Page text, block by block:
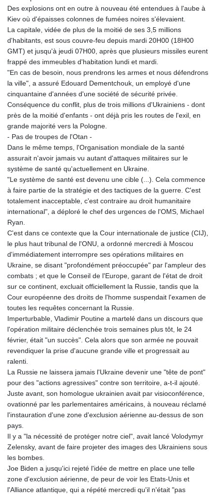
Des explosions ont en outre à nouveau été entendues à l'aube à
Kiev où d'épaisses colonnes de fumées noires s'élevaient.
La capitale, vidée de plus de la moitié de ses 3,5 millions
d'habitants, est sous couvre-feu depuis mardi 20H00 (18H00
GMT) et jusqu'à jeudi 07H00, après que plusieurs missiles eurent
frappé des immeubles d'habitation lundi et mardi.
"En cas de besoin, nous prendrons les armes et nous défendrons
la ville", a assuré Edouard Dementchouk, un employé d'une
cinquantaine d'années d'une société de sécurité privée.
Conséquence du conflit, plus de trois millions d'Ukrainiens - dont
près de la moitié d'enfants - ont déjà pris les routes de l'exil, en
grande majorité vers la Pologne.
- Pas de troupes de l'Otan -
Dans le même temps, l'Organisation mondiale de la santé
assurait n'avoir jamais vu autant d'attaques militaires sur le
système de santé qu'actuellement en Ukraine.
"Le système de santé est devenu une cible (...). Cela commence
à faire partie de la stratégie et des tactiques de la guerre. C'est
totalement inacceptable, c'est contraire au droit humanitaire
international", a déploré le chef des urgences de l'OMS, Michael
Ryan.
C'est dans ce contexte que la Cour internationale de justice (CIJ),
le plus haut tribunal de l'ONU, a ordonné mercredi à Moscou
d'immédiatement interrompre ses opérations militaires en
Ukraine, se disant "profondément préoccupée" par l'ampleur des
combats ; et que le Conseil de l'Europe, garant de l'état de droit
sur ce continent, excluait officiellement la Russie, tandis que la
Cour européenne des droits de l'homme suspendait l'examen de
toutes les requêtes concernant la Russie.
Imperturbable, Vladimir Poutine a martelé dans un discours que
l'opération militaire déclenchée trois semaines plus tôt, le 24
février, était "un succès". Cela alors que son armée ne pouvait
revendiquer la prise d'aucune grande ville et progressait au
ralenti.
La Russie ne laissera jamais l'Ukraine devenir une "tête de pont"
pour des "actions agressives" contre son territoire, a-t-il ajouté.
Juste avant, son homologue ukrainien avait par visioconférence,
ovationné par les parlementaires américains, à nouveau réclamé
l'instauration d'une zone d'exclusion aérienne au-dessus de son
pays.
Il y a "la nécessité de protéger notre ciel", avait lancé Volodymyr
Zelensky, avant de faire projeter des images des Ukrainiens sous
les bombes.
Joe Biden a jusqu'ici rejeté l'idée de mettre en place une telle
zone d'exclusion aérienne, de peur de voir les Etats-Unis et
l'Alliance atlantique, qui a répété mercredi qu'il n'était "pas